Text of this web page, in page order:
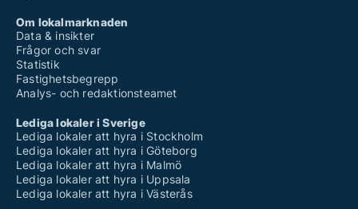
Om lokalmarknaden
Data & insikter
Frågor och svar
Statistik
Fastighetsbegrepp
Analys- och redaktionsteamet
Lediga lokaler i Sverige
Lediga lokaler att hyra i Stockholm
Lediga lokaler att hyra i Göteborg
Lediga lokaler att hyra i Malmö
Lediga lokaler att hyra i Uppsala
Lediga lokaler att hyra i Västerås